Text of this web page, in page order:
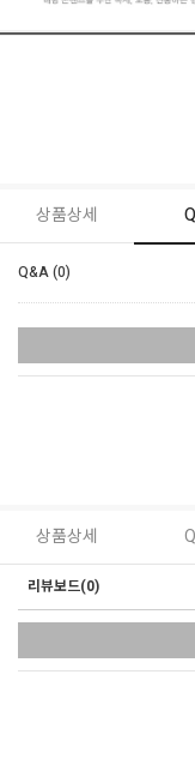
상품상세
Q&A (0)
상품상세
리뷰보드(0)